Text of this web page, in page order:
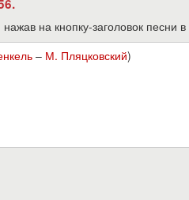
на кнопку-заголовок песни
– М. Пляцковский)